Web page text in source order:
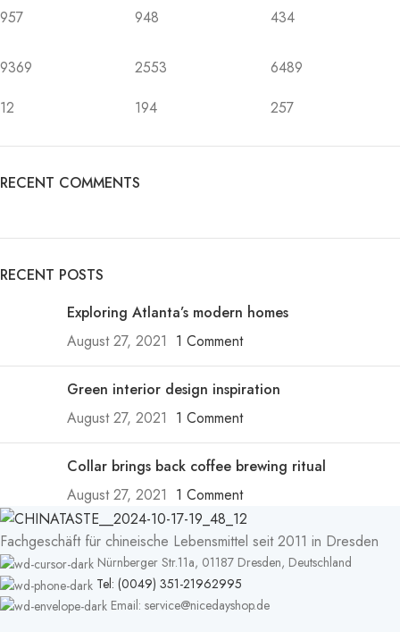
957
948
434
9369
12
2553
194
6489
257
RECENT COMMENTS
RECENT POSTS
Exploring Atlanta’s modern homes
August 27, 2021 1 Comment
Green interior design inspiration
August 27, 2021 1 Comment
Collar brings back coffee brewing ritual
August 27, 2021 1 Comment
Fachgeschäft für chineische Lebensmittel seit 2011 in Dresden
Nürnberger Str.11a, 01187 Dresden, Deutschland
Tel: (0049) 351-21962995
Email: service@nicedayshop.de